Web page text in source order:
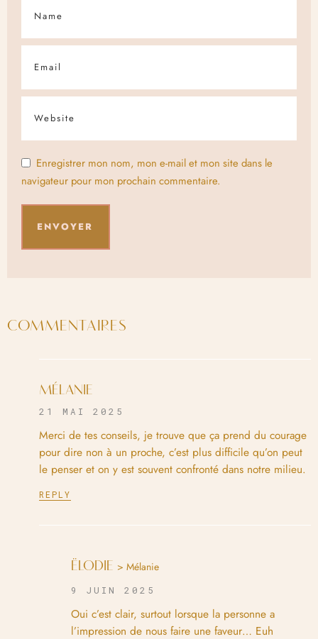
Enregistrer mon nom, mon e-mail et mon site dans le
navigateur pour mon prochain commentaire.
COMMENTAIRES
MÉLANIE
21 MAI 2025
Merci de tes conseils, je trouve que ça prend du courage
pour dire non à un proche, c’est plus difficile qu’on peut
le penser et on y est souvent confronté dans notre milieu.
REPLY
ËLODIE > Mélanie
9 JUIN 2025
Oui c’est clair, surtout lorsque la personne a
l’impression de nous faire une faveur… Euh